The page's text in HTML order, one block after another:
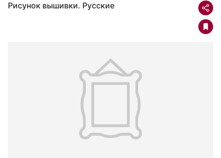
Рисунок вышивки. Русские